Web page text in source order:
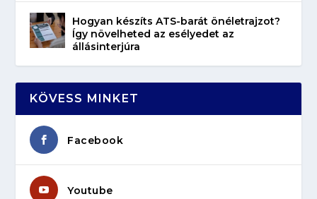
Hogyan készíts ATS-barát önéletrajzot?
Így növelheted az esélyedet az
állásinterjúra
KÖVESS MINKET
Facebook
Youtube